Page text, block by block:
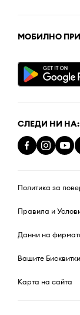
МОБИЛНО
СЛЕДИ НИ НА:
Политика за
Правила и
Данни на
Вашите Бисквитки
Карта на сайта